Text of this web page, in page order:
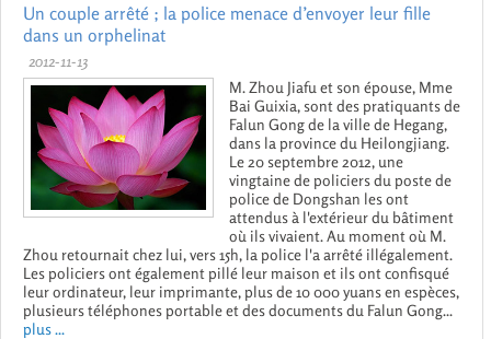
Un couple arrêté ; la police menace d’envoyer leur fille
dans un orphelinat
2012-11-13
M. Zhou Jiafu et son épouse, Mme
Bai Guixia, sont des pratiquants de
Falun Gong de la ville de Hegang,
dans la province du Heilongjiang.
Le 20 septembre 2012, une
vingtaine de policiers du poste de
police de Dongshan les ont
attendus à l'extérieur du bâtiment
où ils vivaient. Au moment où M.
Zhou retournait chez lui, vers 15h, la police l'a arrêté illégalement.
Les policiers ont également pillé leur maison et ils ont confisqué
leur ordinateur, leur imprimante, plus de 10 000 yuans en espèces,
plusieurs téléphones portable et des documents du Falun Gong...
plus ...